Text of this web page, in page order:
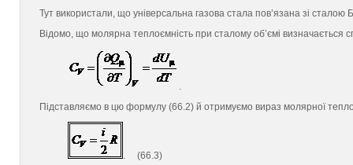
Тут використали, що універсальна газова стала пов’язана зі
Відомо, що молярна теплоємність при сталому об’ємі визначається
.
Підставляємо в цю формулу (66.2) й отримуємо вираз молярної
. (66.3)